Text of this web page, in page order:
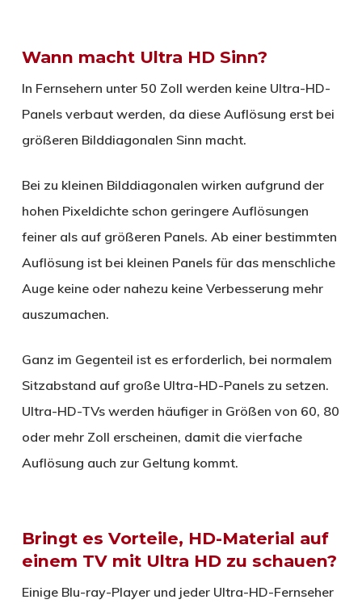
Wann macht Ultra HD Sinn?
In Fernsehern unter 50 Zoll werden keine Ultra-HD-
Panels verbaut werden, da diese Auflösung erst bei
größeren Bilddiagonalen Sinn macht.
Bei zu kleinen Bilddiagonalen wirken aufgrund der
hohen Pixeldichte schon geringere Auflösungen
feiner als auf größeren Panels. Ab einer bestimmten
Auflösung ist bei kleinen Panels für das menschliche
Auge keine oder nahezu keine Verbesserung mehr
auszumachen.
Ganz im Gegenteil ist es erforderlich, bei normalem
Sitzabstand auf große Ultra-HD-Panels zu setzen.
Ultra-HD-TVs werden häufiger in Größen von 60, 80
oder mehr Zoll erscheinen, damit die vierfache
Auflösung auch zur Geltung kommt.
Bringt es Vorteile, HD-Material auf
einem TV mit Ultra HD zu schauen?
Einige Blu-ray-Player und jeder Ultra-HD-Fernseher